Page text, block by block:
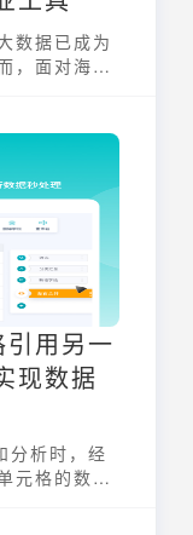
数据已成为
，面对海量
用户提供一
帮助用户高
用另一
现数据
分析时，经
元格的数